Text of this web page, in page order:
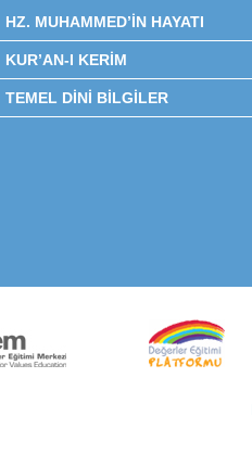
HZ. MUHAMMED’İN HAYATI
KUR’AN-I KERİM
TEMEL DİNİ BİLGİLER